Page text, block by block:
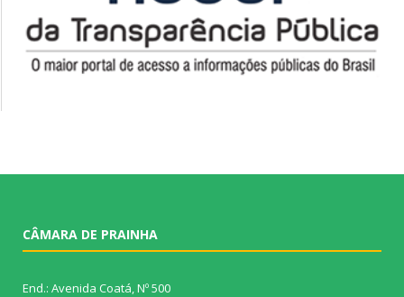
CÂMARA DE PRAINHA
End.: Avenida Coatá, Nº 500